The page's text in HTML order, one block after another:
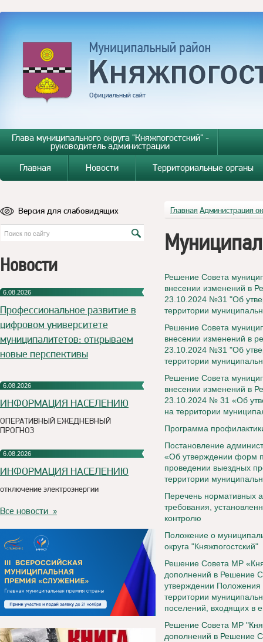
Глава муниципального округа "Княжпогостский" -
руководитель администрации
Главная
Новости Территориальные органы
Версия для слабовидящих
Новости
6.08.2026
Профессиональное развитие в
цифровом университете
муниципалитетов: открываем
новые перспективы
6.08.2026
ИНФОРМАЦИЯ НАСЕЛЕНИЮ
ОПЕРАТИВНЫЙ ЕЖЕДНЕВНЫЙ
ПРОГНОЗ
6.08.2026
ИНФОРМАЦИЯ НАСЕЛЕНИЮ
отключение электроэнергии
Все новости »
Главная Администрация
Решение Совета
внесении изменений в
23.10.2024 №31 "Об
территории
Решение Совета
внесении изменений в
23.10.2024 №31 "Об
территории
Решение Совета
внесении изменений в
23.10.2024 № 31 «Об
на территории
Программа
Постановление
«Об утверждении форм
проведении выездных
территории
Перечень нормативных
требования,
контролю
Положение о
округа "Княжпогостский"
Решение Совета МР
дополнений в Решение
утверждении
территории
поселений, входящих в
Решение Совета МР
дополнений в Решение